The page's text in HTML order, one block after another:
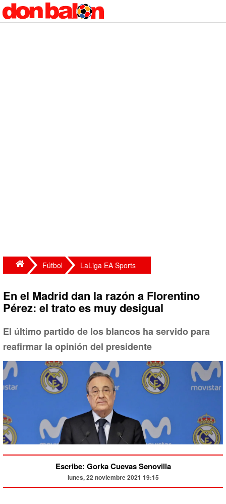
Fútbol LaLiga EA Sports
En el Madrid dan la razón a Florentino
Pérez: el trato es muy desigual
El último partido de los blancos ha servido para
reafirmar la opinión del presidente
Escribe: Gorka Cuevas Senovilla
lunes, 22 noviembre 2021 19:15